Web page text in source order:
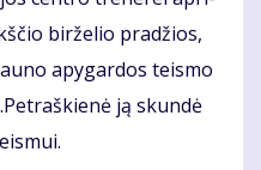
bir­že­lio pra­džios,
apy­gar­dos teis­mo
ją skun­dė